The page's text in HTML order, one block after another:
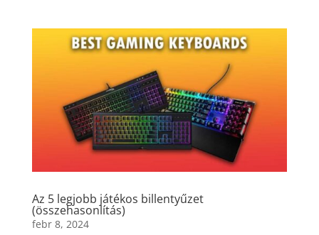
Az 5 legjobb játékos billentyűzet
(összehasonlítás)
febr 8, 2024